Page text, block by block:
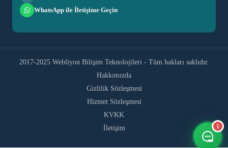
WhatsApp ile İletişime Geçin
2017-2025 Webliyon Bilişim Teknolojileri - Tüm hakları saklıdır.
Hakkımızda
Gizlilik Sözleşmesi
Hizmet Sözleşmesi
KVKK
İletişim
1